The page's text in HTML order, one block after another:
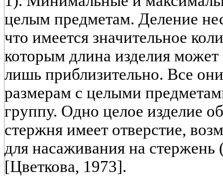
целым предметам. Деление
что имеется значительное
которым длина изделия
лишь приблизительно. Все
размерам с целыми
группу. Одно целое изделие
стержня имеет отверстие,
для насаживания на
[Цветкова, 1973].